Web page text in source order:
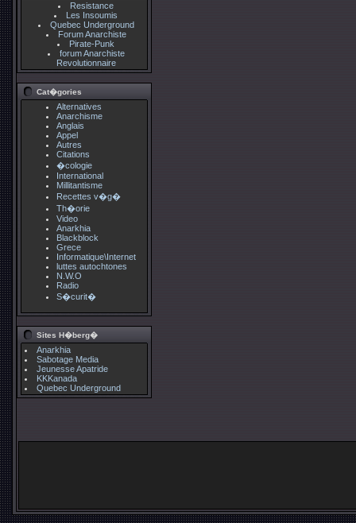
Resistance
Les Insoumis
Quebec Underground
Forum Anarchiste
Pirate-Punk
forum Anarchiste
Revolutionnaire
Cat�gories
Alternatives
Anarchisme
Anglais
Appel
Autres
Citations
�cologie
International
Millitantisme
Recettes v�g�
Th�orie
Video
Anarkhia
Blackblock
Grece
Informatique\Internet
luttes autochtones
N.W.O
Radio
S�curit�
Sites H�berg�
Anarkhia
Sabotage Media
Jeunesse Apatride
KKKanada
Quebec Underground